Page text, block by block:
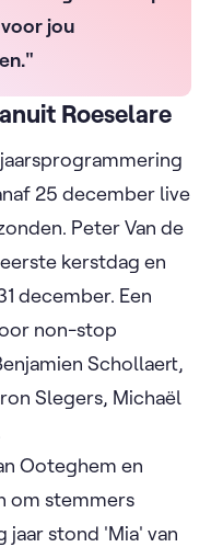
jou
Roeselare
25 december live
Peter Van de
kerstdag en
december. Een
non-stop
Schollaert,
Slegers, Michaël
Ooteghem en
om stemmers
jaar stond 'Mia' van